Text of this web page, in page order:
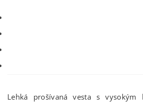
Lehká prošívaná vesta s vysokým